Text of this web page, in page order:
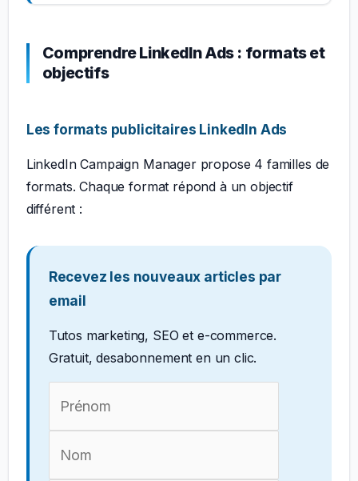
Comprendre LinkedIn Ads : formats et
objectifs
Les formats publicitaires LinkedIn Ads
LinkedIn Campaign Manager propose 4 familles de
formats. Chaque format répond à un objectif
différent :
Recevez les nouveaux articles par
email
Tutos marketing, SEO et e-commerce.
Gratuit, desabonnement en un clic.